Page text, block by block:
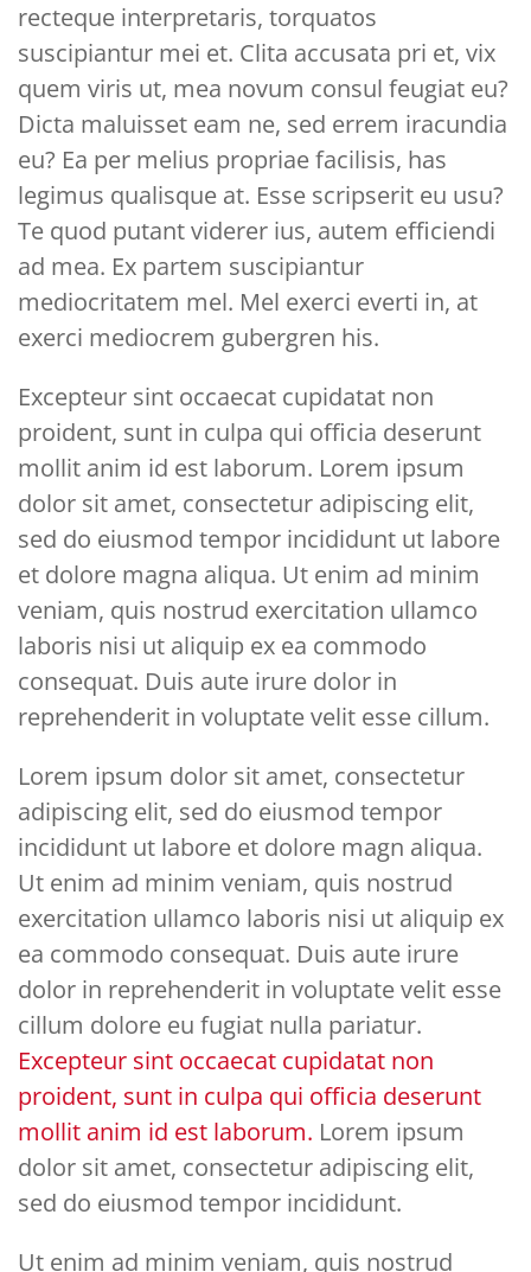
recteque interpretaris, torquatos
suscipiantur mei et. Clita accusata pri et, vix
quem viris ut, mea novum consul feugiat eu?
Dicta maluisset eam ne, sed errem iracundia
eu? Ea per melius propriae facilisis, has
legimus qualisque at. Esse scripserit eu usu?
Te quod putant viderer ius, autem efficiendi
ad mea. Ex partem suscipiantur
mediocritatem mel. Mel exerci everti in, at
exerci mediocrem gubergren his.
Excepteur sint occaecat cupidatat non
proident, sunt in culpa qui officia deserunt
mollit anim id est laborum. Lorem ipsum
dolor sit amet, consectetur adipiscing elit,
sed do eiusmod tempor incididunt ut labore
et dolore magna aliqua. Ut enim ad minim
veniam, quis nostrud exercitation ullamco
laboris nisi ut aliquip ex ea commodo
consequat. Duis aute irure dolor in
reprehenderit in voluptate velit esse cillum.
Lorem ipsum dolor sit amet, consectetur
adipiscing elit, sed do eiusmod tempor
incididunt ut labore et dolore magn aliqua.
Ut enim ad minim veniam, quis nostrud
exercitation ullamco laboris nisi ut aliquip ex
ea commodo consequat. Duis aute irure
dolor in reprehenderit in voluptate velit esse
cillum dolore eu fugiat nulla pariatur.
Excepteur sint occaecat cupidatat non
proident, sunt in culpa qui officia deserunt
mollit anim id est laborum. Lorem ipsum
dolor sit amet, consectetur adipiscing elit,
sed do eiusmod tempor incididunt.
Ut enim ad minim veniam, quis nostrud